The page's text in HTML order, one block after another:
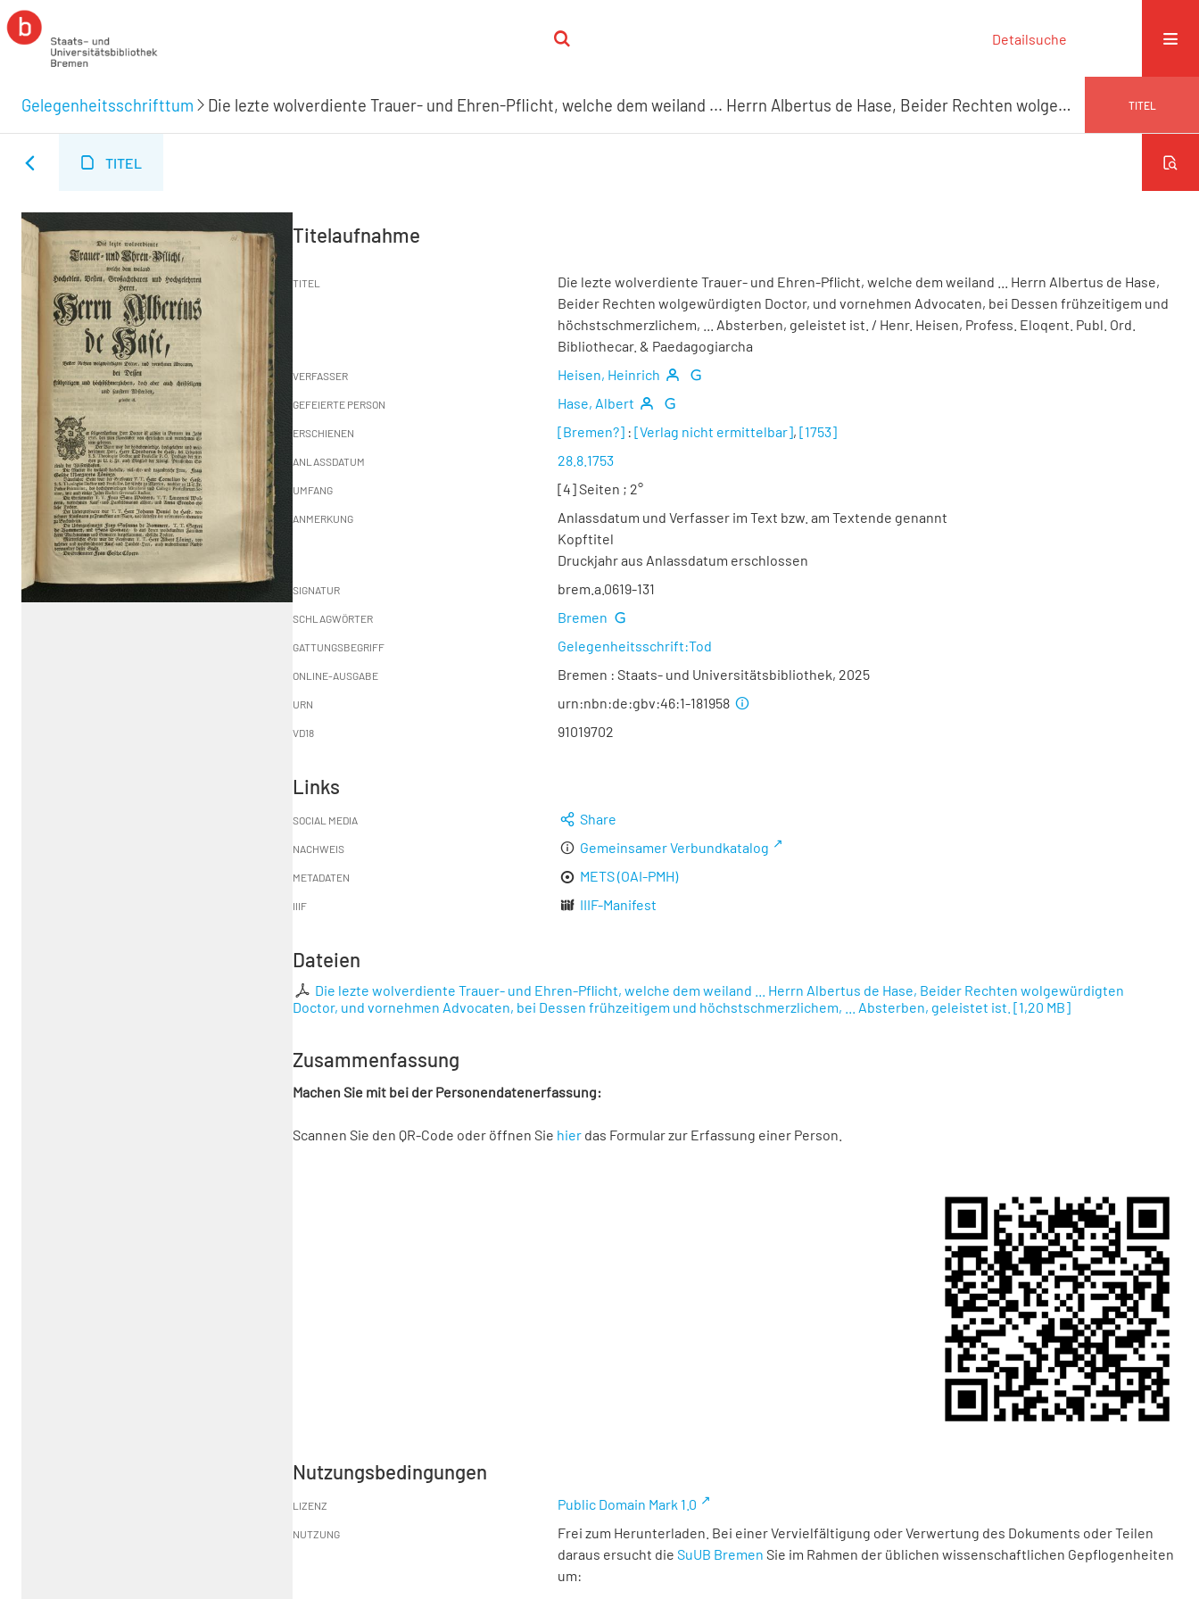
Detailsuche
Gelegenheitsschrifttum Die lezte wolverdiente Trauer- und Ehren-Pflicht, welche dem weiland ... Herrn Albertus de Hase, Beider Rechten wolgewürdigten Doctor, und vornehmen Advocaten, bei Dessen frühzeitigem und höchstschmerzlichem, ... Absterben, geleistet ist. TITEL
TITEL
Titelaufnahme
TITEL
Die lezte wolverdiente Trauer- und Ehren-Pflicht, welche dem weiland ... Herrn Albertus de Hase,
Beider Rechten wolgewürdigten Doctor, und vornehmen Advocaten, bei Dessen frühzeitigem und
höchstschmerzlichem, ... Absterben, geleistet ist. / Henr. Heisen, Profess. Eloqent. Publ. Ord.
Bibliothecar. & Paedagogiarcha
VERFASSER Heisen, Heinrich
GEFEIERTE PERSON Hase, Albert
ERSCHIENEN [Bremen?] : [Verlag nicht ermittelbar], [1753]
ANLASSDATUM 28.8.1753
UMFANG [4] Seiten ; 2°
ANMERKUNG
Anlassdatum und Verfasser im Text bzw. am Textende genannt
Kopftitel
Druckjahr aus Anlassdatum erschlossen
SIGNATUR brem.a.0619-131
SCHLAGWÖRTER Bremen
GATTUNGSBEGRIFF Gelegenheitsschrift:Tod
ONLINE-AUSGABE Bremen : Staats- und Universitätsbibliothek, 2025
URN urn:nbn:de:gbv:46:1-181958
VD18 91019702
Links
SOCIAL MEDIA Share
NACHWEIS Gemeinsamer Verbundkatalog
METADATEN METS (OAI-PMH)
IIIF IIIF-Manifest
Dateien
Die lezte wolverdiente Trauer- und Ehren-Pflicht, welche dem weiland ... Herrn Albertus de Hase, Beider Rechten wolgewürdigten
Doctor, und vornehmen Advocaten, bei Dessen frühzeitigem und höchstschmerzlichem, ... Absterben, geleistet ist. [1,20 MB]
Zusammenfassung
Machen Sie mit bei der Personendatenerfassung:
Scannen Sie den QR-Code oder öffnen Sie hier das Formular zur Erfassung einer Person.
Nutzungsbedingungen
LIZENZ Public Domain Mark 1.0
NUTZUNG
Frei zum Herunterladen. Bei einer Vervielfältigung oder Verwertung des Dokuments oder Teilen
daraus ersucht die SuUB Bremen Sie im Rahmen der üblichen wissenschaftlichen Gepflogenheiten
um: